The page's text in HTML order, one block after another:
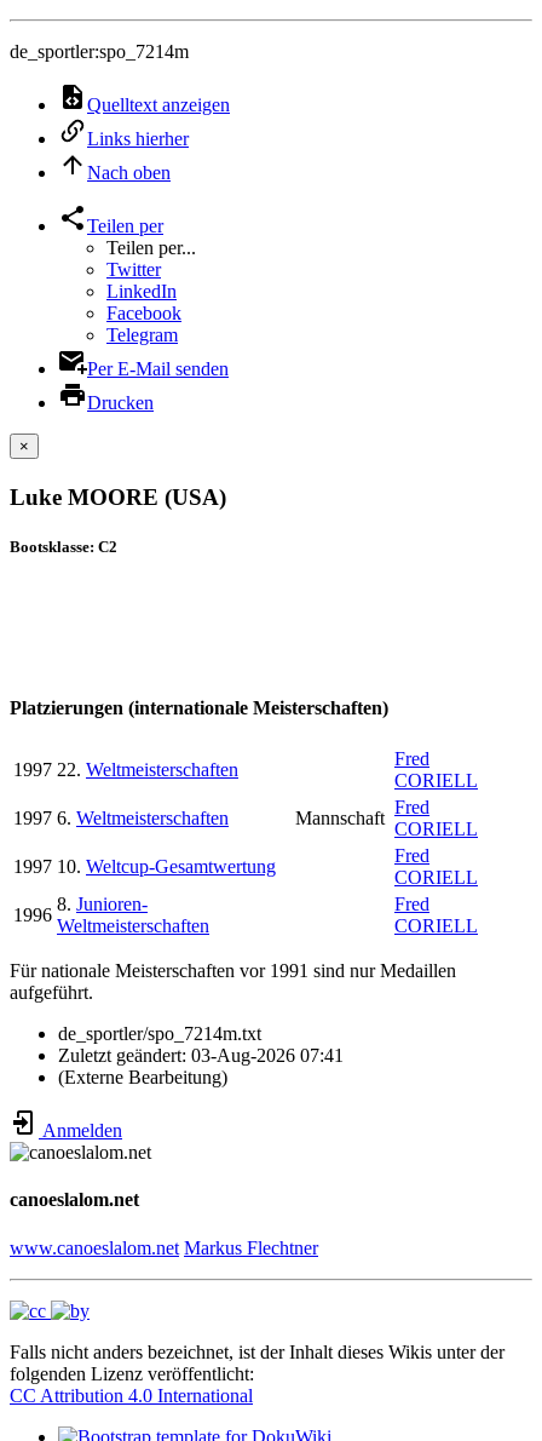
de_sportler:spo_7214m
Quelltext anzeigen
Links hierher
Nach oben
Teilen per
Teilen per...
Twitter
LinkedIn
Facebook
Telegram
Per E-Mail senden
Drucken
×
Luke MOORE (USA)
Bootsklasse: C2
Platzierungen (internationale Meisterschaften)
1997 22. Weltmeisterschaften
Fred
CORIELL
1997 6. Weltmeisterschaften Mannschaft
Fred
CORIELL
1997 10. Weltcup-Gesamtwertung
Fred
CORIELL
1996
8. Junioren-
Weltmeisterschaften
Fred
CORIELL
Für nationale Meisterschaften vor 1991 sind nur Medaillen
aufgeführt.
de_sportler/spo_7214m.txt
Zuletzt geändert: 03-Aug-2026 07:41
(Externe Bearbeitung)
Anmelden
canoeslalom.net
www.canoeslalom.net Markus Flechtner
Falls nicht anders bezeichnet, ist der Inhalt dieses Wikis unter der
folgenden Lizenz veröffentlicht:
CC Attribution 4.0 International